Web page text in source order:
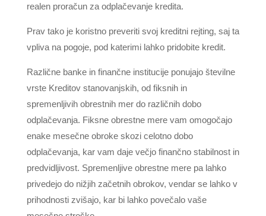
realen proračun za odplačevanje kredita.
Prav tako je koristno preveriti svoj kreditni rejting, saj ta
vpliva na pogoje, pod katerimi lahko pridobite kredit.
Različne banke in finančne institucije ponujajo številne
vrste Kreditov stanovanjskih, od fiksnih in
spremenljivih obrestnih mer do različnih dobo
odplačevanja. Fiksne obrestne mere vam omogočajo
enake mesečne obroke skozi celotno dobo
odplačevanja, kar vam daje večjo finančno stabilnost in
predvidljivost. Spremenljive obrestne mere pa lahko
privedejo do nižjih začetnih obrokov, vendar se lahko v
prihodnosti zvišajo, kar bi lahko povečalo vaše